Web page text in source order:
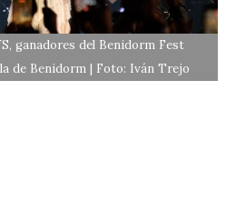
ganadores del Benidorm Fest
de Benidorm | Foto: Iván Trejo